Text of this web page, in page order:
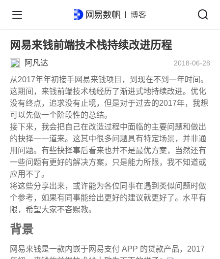
网易来钱前端技术栈持续改进历程
阿凡达 2018-06-28
从2017年年初接手网易来钱项目，到现在不到一年时间。
这期间，来钱前端技术栈经历了渐进式地持续改进。优化
没有终点，追求没有止境，但是对于过去的2017年，我想
可以先做一个阶段性的总结。
接下来，我会把自己在改造过程中面临的主要问题和做出
的抉择一一道来。这其中很多问题具有特定场景，并非通
用问题。有些抉择事后看来也并不是最优方案，当然还有
一些问题有更好的解决方案，只是能力所限，我不知道或
应用不了。
将这些分享出来，或许能为各位同事在遇到类似问题时做
个参考，如果有同事能给出更好的建议就更好了。水平有
限，希望大家不吝赐教。
背景
网易来钱是一款内嵌于网易支付 APP 的贷款产品，2017